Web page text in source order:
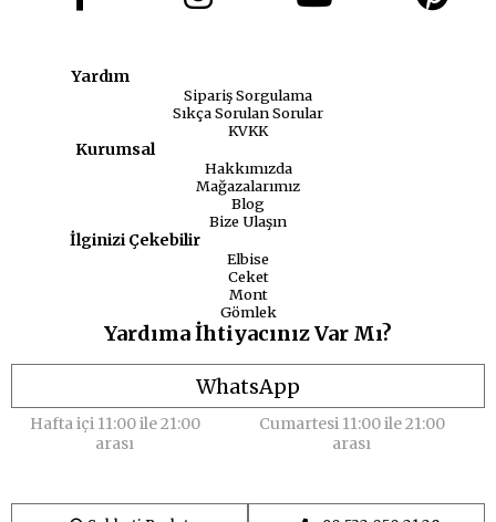
Yardım
Sipariş Sorgulama
Sıkça Sorulan Sorular
KVKK
Kurumsal
Hakkımızda
Mağazalarımız
Blog
Bize Ulaşın
İlginizi Çekebilir
Elbise
Ceket
Mont
Gömlek
Yardıma İhtiyacınız Var Mı?
WhatsApp
Hafta içi 11:00 ile 21:00
arası
Cumartesi 11:00 ile 21:00
arası